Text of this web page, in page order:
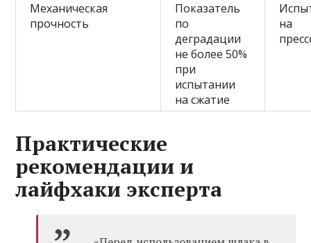
Механическая
прочность
Показатель
по
деградации
не более 50%
при
испытании
на сжатие
на
Практические
рекомендации и
лайфхаки эксперта